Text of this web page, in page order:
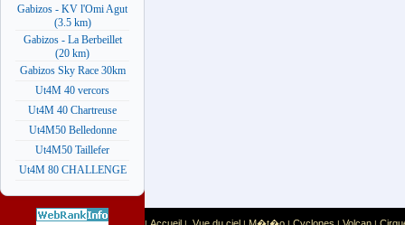
Gabizos - KV l'Omi Agut
(3.5 km)
Gabizos - La Berbeillet
(20 km)
Gabizos Sky Race 30km
Ut4M 40 vercors
Ut4M 40 Chartreuse
Ut4M50 Belledonne
Ut4M50 Taillefer
Ut4M 80 CHALLENGE